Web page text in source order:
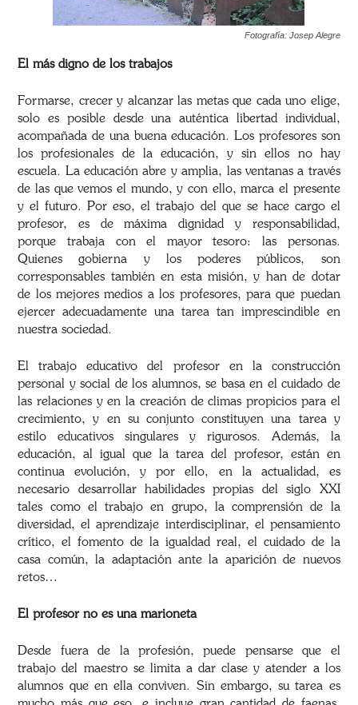
Fotografía: Josep Alegre
El más digno de los trabajos
Formarse, crecer y alcanzar las metas que cada uno elige,
solo es posible desde una auténtica libertad individual,
acompañada de una buena educación. Los profesores son
los profesionales de la educación, y sin ellos no hay
escuela. La educación abre y amplia, las ventanas a través
de las que vemos el mundo, y con ello, marca el presente
y el futuro. Por eso, el trabajo del que se hace cargo el
profesor, es de máxima dignidad y responsabilidad,
porque trabaja con el mayor tesoro: las personas.
Quienes gobierna y los poderes públicos, son
corresponsables también en esta misión, y han de dotar
de los mejores medios a los profesores, para que puedan
ejercer adecuadamente una tarea tan imprescindible en
nuestra sociedad.
El trabajo educativo del profesor en la construcción
personal y social de los alumnos, se basa en el cuidado de
las relaciones y en la creación de climas propicios para el
crecimiento, y en su conjunto constituyen una tarea y
estilo educativos singulares y rigurosos. Además, la
educación, al igual que la tarea del profesor, están en
continua evolución, y por ello, en la actualidad, es
necesario desarrollar habilidades propias del siglo XXI
tales como el trabajo en grupo, la comprensión de la
diversidad, el aprendizaje interdisciplinar, el pensamiento
crítico, el fomento de la igualdad real, el cuidado de la
casa común, la adaptación ante la aparición de nuevos
retos…
El profesor no es una marioneta
Desde fuera de la profesión, puede pensarse que el
trabajo del maestro se limita a dar clase y atender a los
alumnos que en ella conviven. Sin embargo, su tarea es